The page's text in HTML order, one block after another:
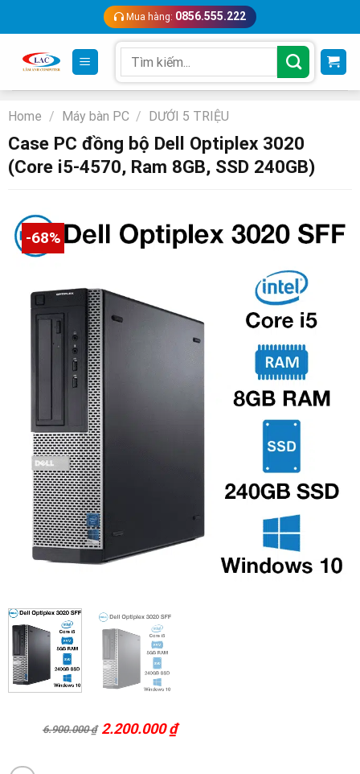
content
Mua hàng: 0856.555.222
for:
Home / Máy bàn PC / DƯỚI 5 TRIỆU
Case PC đồng bộ Dell Optiplex 3020
(Core i5-4570, Ram 8GB, SSD 240GB)
-68%
6.900.000₫
Original
2.200.000₫
Current